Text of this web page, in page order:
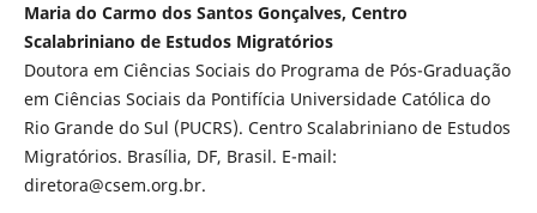
Maria do Carmo dos Santos Gonçalves, Centro
Scalabriniano de Estudos Migratórios
Doutora em Ciências Sociais do Programa de Pós-Graduação
em Ciências Sociais da Pontifícia Universidade Católica do
Rio Grande do Sul (PUCRS). Centro Scalabriniano de Estudos
Migratórios. Brasília, DF, Brasil. E-mail:
diretora@csem.org.br.